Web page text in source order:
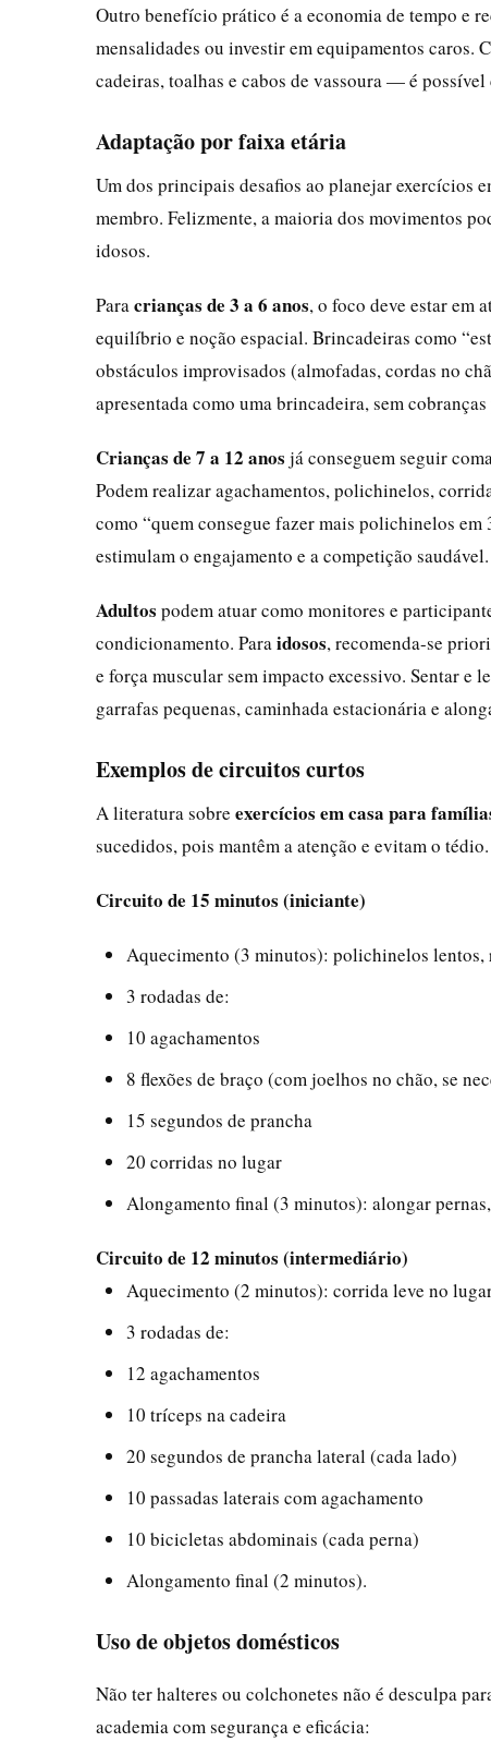
Outro benefício prático é a economia de tempo e
mensalidades ou investir em equipamentos
cadeiras, toalhas e cabos de vassoura — é
Adaptação por faixa etária
Um dos principais desafios ao planejar exercícios
membro. Felizmente, a maioria dos movimentos
idosos.
Para crianças de 3 a 6 anos, o foco deve estar em
equilíbrio e noção espacial. Brincadeiras como
obstáculos improvisados (almofadas, cordas no
apresentada como uma brincadeira, sem
Crianças de 7 a 12 anos já conseguem seguir
Podem realizar agachamentos, polichinelos,
como “quem consegue fazer mais polichinelos em
estimulam o engajamento e a competição saudável.
Adultos podem atuar como monitores e
condicionamento. Para idosos, recomenda-se
e força muscular sem impacto excessivo. Sentar e
garrafas pequenas, caminhada estacionária e
Exemplos de circuitos curtos
A literatura sobre exercícios em casa para
sucedidos, pois mantêm a atenção e evitam o
Circuito de 15 minutos (iniciante)
Aquecimento (3 minutos): polichinelos lentos,
3 rodadas de:
10 agachamentos
8 flexões de braço (com joelhos no chão, se
15 segundos de prancha
20 corridas no lugar
Alongamento final (3 minutos): alongar
Circuito de 12 minutos (intermediário)
Aquecimento (2 minutos): corrida leve no
3 rodadas de:
12 agachamentos
10 tríceps na cadeira
20 segundos de prancha lateral (cada lado)
10 passadas laterais com agachamento
10 bicicletas abdominais (cada perna)
Alongamento final (2 minutos).
Uso de objetos domésticos
Não ter halteres ou colchonetes não é desculpa
academia com segurança e eficácia: